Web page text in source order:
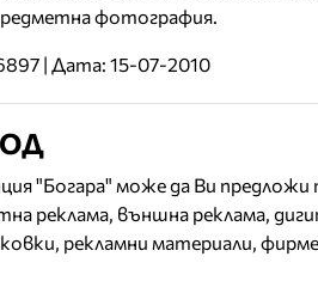
фотография.
| Дата: 15-07-2010
"Богара" може да Ви
реклама, външна реклама,
рекламни материали,